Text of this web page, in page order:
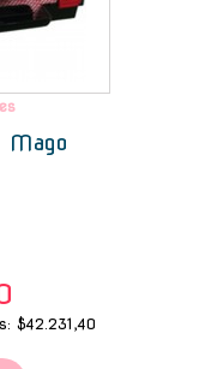
Mago
$42.231,40